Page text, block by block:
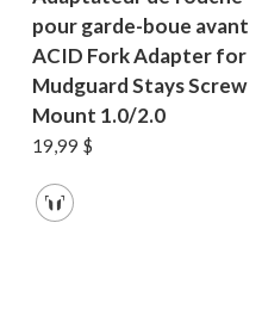
pour garde-boue avant
ACID Fork Adapter for
Mudguard Stays Screw
Mount 1.0/2.0
19,99 $